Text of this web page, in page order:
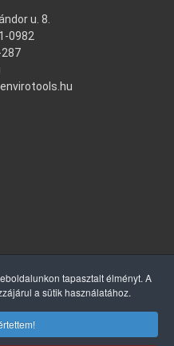
u. 8.
0982
tapasztalt élményt. A
a sütik használatához.